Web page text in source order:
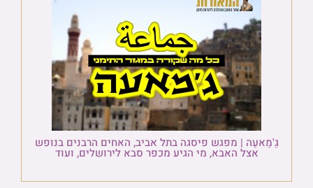
גַ'מַאעַה | מפגש פיסגה בתל אביב, האחים הרבנים בנופש
אצל האבא, מי הגיע מכפר סבא לירושלים, ועוד